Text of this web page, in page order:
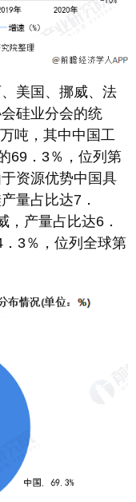
美国、挪威、法
硅业分会的统
吨，其中中国工
69．3％，位列第
资源优势中国具
量占比达7．
，产量占比达6．
3％，位列全球第